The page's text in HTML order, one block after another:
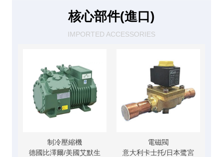
核心部件(進口)
IMPORTED ACCESSORIES
制冷壓縮機
德國比澤爾/美國艾默生
電磁閥
意大利卡士托/日本鹭宮